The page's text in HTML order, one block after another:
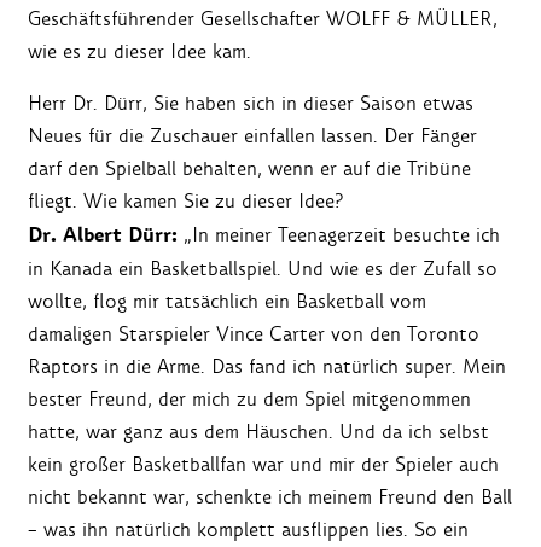
Geschäftsführender Gesellschafter WOLFF & MÜLLER,
wie es zu dieser Idee kam.
Herr Dr. Dürr, Sie haben sich in dieser Saison etwas
Neues für die Zuschauer einfallen lassen. Der Fänger
darf den Spielball behalten, wenn er auf die Tribüne
fliegt. Wie kamen Sie zu dieser Idee?
Dr. Albert Dürr: „In meiner Teenagerzeit besuchte ich
in Kanada ein Basketballspiel. Und wie es der Zufall so
wollte, flog mir tatsächlich ein Basketball vom
damaligen Starspieler Vince Carter von den Toronto
Raptors in die Arme. Das fand ich natürlich super. Mein
bester Freund, der mich zu dem Spiel mitgenommen
hatte, war ganz aus dem Häuschen. Und da ich selbst
kein großer Basketballfan war und mir der Spieler auch
nicht bekannt war, schenkte ich meinem Freund den Ball
– was ihn natürlich komplett ausflippen lies. So ein